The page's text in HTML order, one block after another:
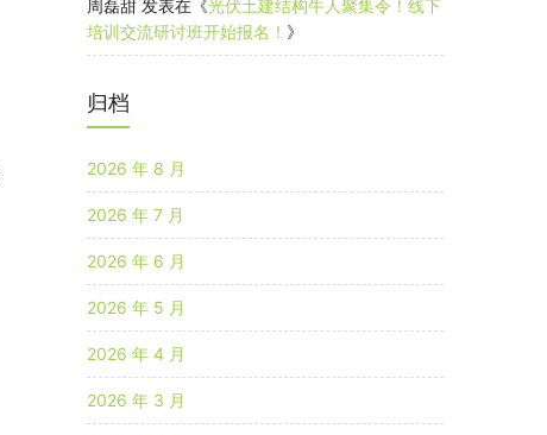
周磊甜 发表在《光伏土建结构牛人聚集令！线下
培训交流研讨班开始报名！ 》
归档
2026 年 8 月
2026 年 7 月
2026 年 6 月
2026 年 5 月
2026 年 4 月
2026 年 3 月